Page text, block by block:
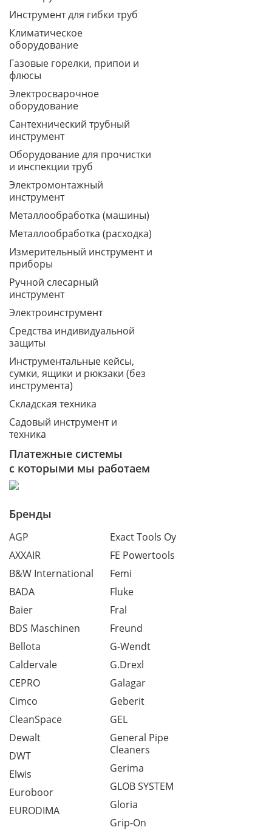
Инструмент для гибки труб
Климатическое
оборудование
Газовые горелки, припои и
флюсы
Электросварочное
оборудование
Сантехнический трубный
инструмент
Оборудование для прочистки
и инспекции труб
Электромонтажный
инструмент
Металлообработка (машины)
Металлообработка (расходка)
Измерительный инструмент и
приборы
Ручной слесарный
инструмент
Электроинструмент
Средства индивидуальной
защиты
Инструментальные кейсы,
сумки, ящики и рюкзаки (без
инструмента)
Складская техника
Садовый инструмент и
техника
Платежные системы
с которыми мы работаем
Бренды
AGP
AXXAIR
B&W International
BADA
Baier
BDS Maschinen
Bellota
Caldervale
CEPRO
Cimco
CleanSpace
Dewalt
DWT
Elwis
Euroboor
EURODIMA
Exact Tools Oy
FE Powertools
Femi
Fluke
Fral
Freund
G-Wendt
G.Drexl
Galagar
Geberit
GEL
General Pipe
Cleaners
Gerima
GLOB SYSTEM
Gloria
Grip-On